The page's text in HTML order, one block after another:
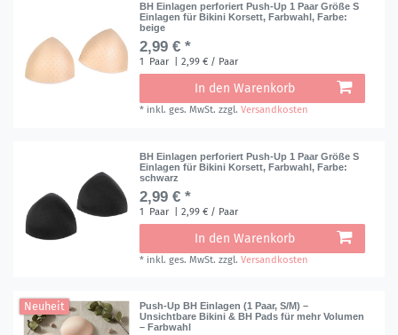
BH Einlagen perforiert Push-Up 1 Paar Größe S
Einlagen für Bikini Korsett, Farbwahl, Farbe:
beige
2,99 € *
1 Paar | 2,99 € / Paar
In den Warenkorb
* inkl. ges. MwSt. zzgl.Versandkosten
BH Einlagen perforiert Push-Up 1 Paar Größe S
Einlagen für Bikini Korsett, Farbwahl, Farbe:
schwarz
2,99 € *
1 Paar | 2,99 € / Paar
In den Warenkorb
* inkl. ges. MwSt. zzgl.Versandkosten
Neuheit
Push-Up BH Einlagen (1 Paar, S/M) –
Unsichtbare Bikini & BH Pads für mehr Volumen
– Farbwahl